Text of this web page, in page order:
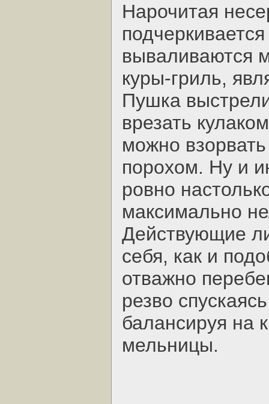
Нарочитая
вываливаются
куры-гриль,
Пушка
врезать
можно
порохом. Ну и
ровно
максимально
Действующие
себя, как и
отважно
резво
балансируя на
мельницы.